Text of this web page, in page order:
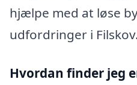
hjælpe med at løse
udfordringer i Filskov.
Hvordan finder jeg